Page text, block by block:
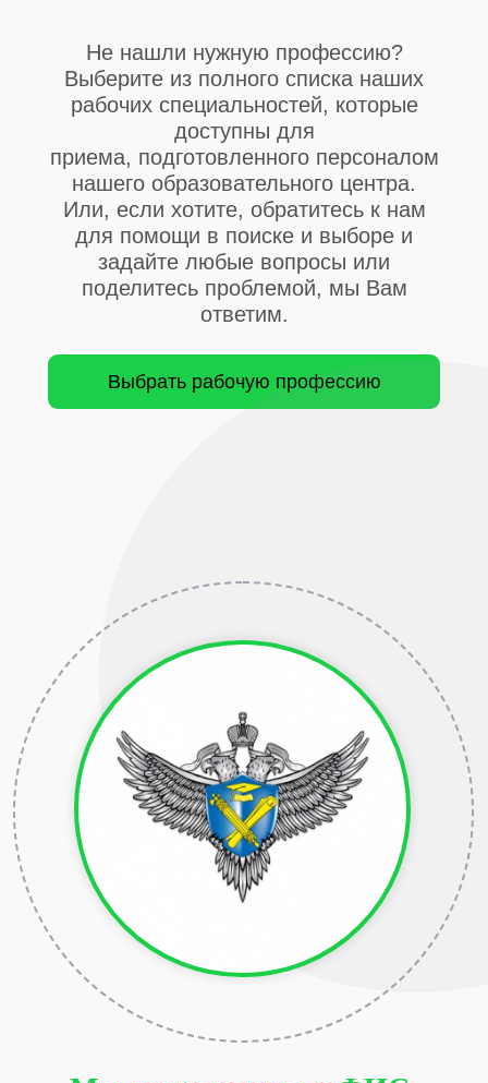
Не нашли нужную профессию?
Выберите из полного списка наших
рабочих специальностей, которые
доступны для
приема, подготовленного персоналом
нашего образовательного центра.
Или, если хотите, обратитесь к нам
для помощи в поиске и выборе и
задайте любые вопросы или
поделитесь проблемой, мы Вам
ответим.
Выбрать рабочую профессию